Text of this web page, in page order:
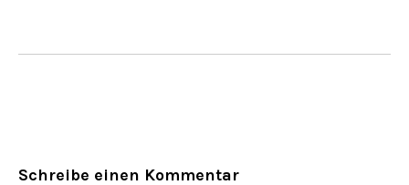
Schreibe einen Kommentar